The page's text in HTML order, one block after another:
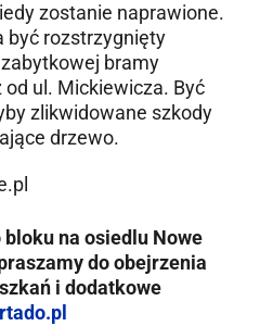
zostanie naprawione.
być rozstrzygnięty
bramy
ul. Mickiewicza. Być
zlikwidowane szkody
drzewo.
na osiedlu Nowe
do obejrzenia
i dodatkowe